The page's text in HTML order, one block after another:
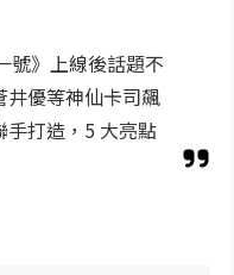
號》上線後話題不
井優等神仙卡司飆
打造，5 大亮點